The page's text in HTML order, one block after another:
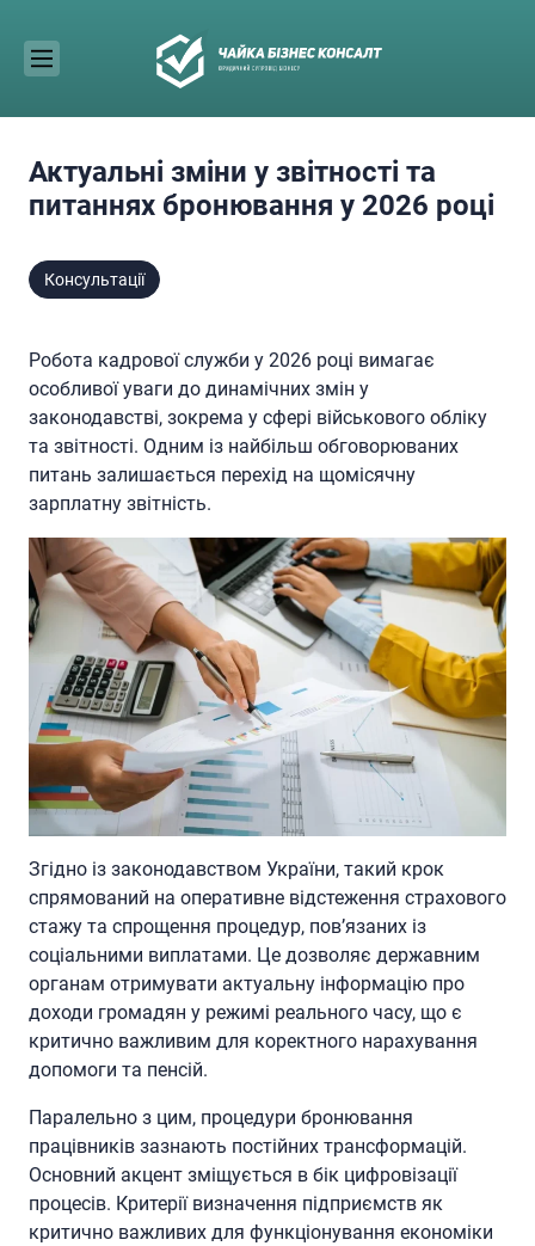
content
Актуальні зміни у звітності та
питаннях бронювання у 2026 році
Консультації
Робота кадрової служби у 2026 році вимагає
особливої уваги до динамічних змін у
законодавстві, зокрема у сфері військового обліку
та звітності. Одним із найбільш обговорюваних
питань залишається перехід на щомісячну
зарплатну звітність.
Згідно із законодавством України, такий крок
спрямований на оперативне відстеження страхового
стажу та спрощення процедур, пов’язаних із
соціальними виплатами. Це дозволяє державним
органам отримувати актуальну інформацію про
доходи громадян у режимі реального часу, що є
критично важливим для коректного нарахування
допомоги та пенсій.
Паралельно з цим, процедури бронювання
працівників зазнають постійних трансформацій.
Основний акцент зміщується в бік цифровізації
процесів. Критерії визначення підприємств як
критично важливих для функціонування економіки